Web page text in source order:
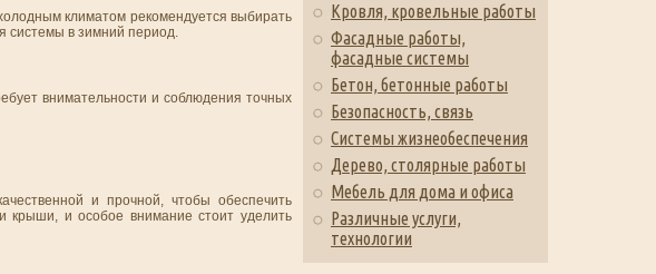
климатом рекомендуется выбирать
системы в зимний период.
внимательности и соблюдения точных
и прочной, чтобы обеспечить
крыши, и особое внимание стоит уделить
Кровля, кровельные работы
Фасадные работы,
фасадные системы
Бетон, бетонные работы
Безопасность, связь
Системы жизнеобеспечения
Дерево, столярные работы
Мебель для дома и офиса
Различные услуги,
технологии